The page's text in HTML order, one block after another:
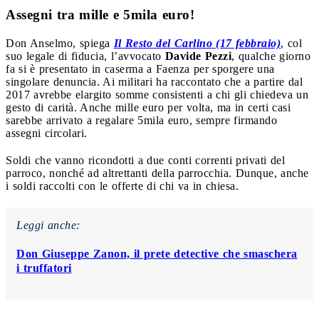
Assegni tra mille e 5mila euro!
Don Anselmo, spiega Il Resto del Carlino (17 febbraio), col
suo legale di fiducia, l’avvocato Davide Pezzi, qualche giorno
fa si è presentato in caserma a Faenza per sporgere una
singolare denuncia. Ai militari ha raccontato che a partire dal
2017 avrebbe elargito somme consistenti a chi gli chiedeva un
gesto di carità. Anche mille euro per volta, ma in certi casi
sarebbe arrivato a regalare 5mila euro, sempre firmando
assegni circolari.
Soldi che vanno ricondotti a due conti correnti privati del
parroco, nonché ad altrettanti della parrocchia. Dunque, anche
i soldi raccolti con le offerte di chi va in chiesa.
Leggi anche:
Don Giuseppe Zanon, il prete detective che smaschera
i truffatori